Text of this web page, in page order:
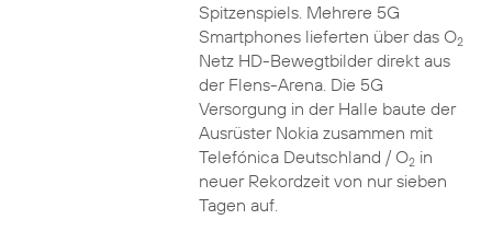
Spitzenspiels. Mehrere 5G
Smartphones lieferten über das O2
Netz HD-Bewegtbilder direkt aus
der Flens-Arena. Die 5G
Versorgung in der Halle baute der
Ausrüster Nokia zusammen mit
Telefónica Deutschland / O2in
neuer Rekordzeit von nur sieben
Tagen auf.